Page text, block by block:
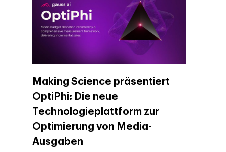
Making Science präsentiert
OptiPhi: Die neue
Technologieplattform zur
Optimierung von Media-
Ausgaben